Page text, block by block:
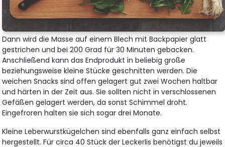
Dann wird die Masse auf einem Blech mit Backpapier glatt
gestrichen und bei 200 Grad für 30 Minuten gebacken.
Anschließend kann das Endprodukt in beliebig große
beziehungsweise kleine Stücke geschnitten werden. Die
weichen Snacks sind offen gelagert gut zwei Wochen haltbar
und härten in der Zeit aus. Sie sollten nicht in verschlossenen
Gefäßen gelagert werden, da sonst Schimmel droht.
Eingefroren halten sie sich sogar drei Monate.
Kleine Leberwurstkügelchen sind ebenfalls ganz einfach selbst
hergestellt. Für circa 40 Stück der Leckerlis benötigst du jeweils